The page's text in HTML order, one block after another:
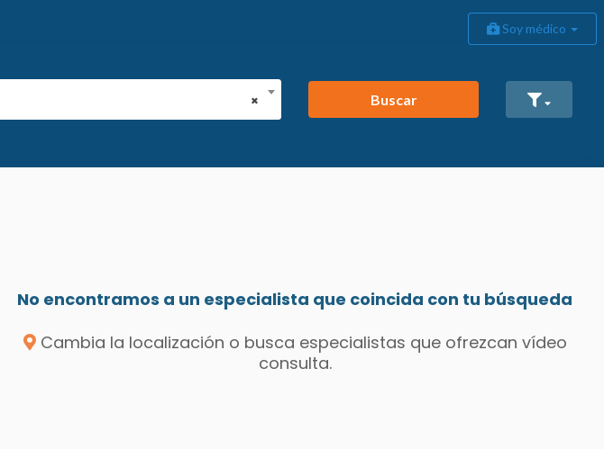
Soy médico
×
Buscar
No encontramos a un especialista que coincida con tu búsqueda
Cambia la localización o busca especialistas que ofrezcan vídeo
consulta.